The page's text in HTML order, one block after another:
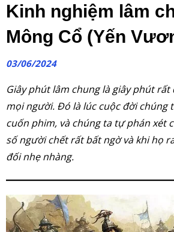
Kinh nghiệm lâm
Mông Cổ (Yến
03/06/2024
Giây phút lâm chung là giây phút rất
mọi người. Đó là lúc cuộc đời chúng
cuốn phim, và chúng ta tự phán xét
số người chết rất bất ngờ và khi họ
đối nhẹ nhàng.